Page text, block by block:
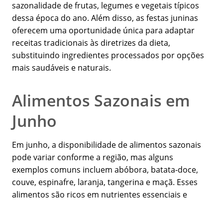
sazonalidade de frutas, legumes e vegetais típicos
dessa época do ano. Além disso, as festas juninas
oferecem uma oportunidade única para adaptar
receitas tradicionais às diretrizes da dieta,
substituindo ingredientes processados por opções
mais saudáveis e naturais.
Alimentos Sazonais em
Junho
Em junho, a disponibilidade de alimentos sazonais
pode variar conforme a região, mas alguns
exemplos comuns incluem abóbora, batata-doce,
couve, espinafre, laranja, tangerina e maçã. Esses
alimentos são ricos em nutrientes essenciais e